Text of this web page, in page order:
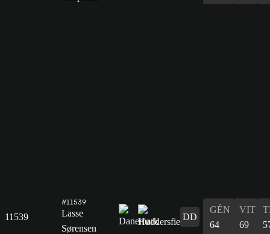
11539
#11539
Lasse
Sørensen
DD
GÉN
64
VIT
69